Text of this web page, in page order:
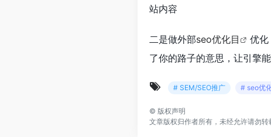
站内容
二是做外部seo优化目
优化
了你的路子的意思，让引擎
# SEM/SEO推广 # seo优
© 版权声明
文章版权归作者所有，未经允许请勿转